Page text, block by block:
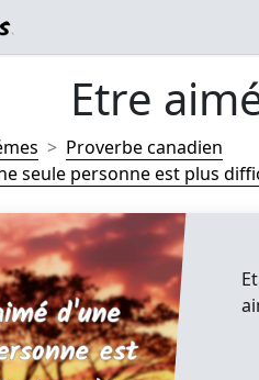
Etre
Proverbe canadien
seule personne est plus